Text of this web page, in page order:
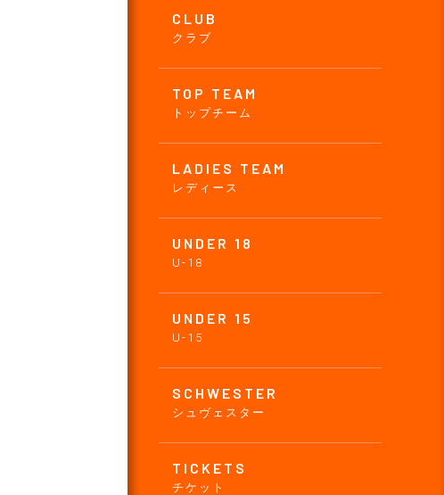
CLUB
クラブ
TOP TEAM
トップチーム
LADIES TEAM
レディース
UNDER 18
U-18
UNDER 15
U-15
SCHWESTER
シュヴェスター
TICKETS
チケット